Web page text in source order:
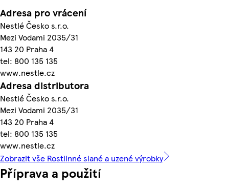
Adresa pro vrácení
Nestlé Česko s.r.o.
Mezi Vodami 2035/31
143 20 Praha 4
tel: 800 135 135
www.nestle.cz
Adresa distributora
Nestlé Česko s.r.o.
Mezi Vodami 2035/31
143 20 Praha 4
tel: 800 135 135
www.nestle.cz
Zobrazit vše Rostlinné slané a uzené výrobky
Příprava a použití